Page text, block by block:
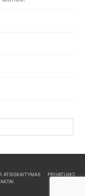
ATSISKAITYMAS
PRIVATUMO